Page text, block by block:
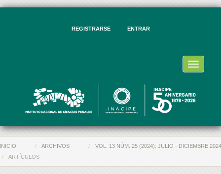
REGISTRARSE ENTRAR
Toggle
INICIO ARCHIVOS
VOL. 13 NÚM. 25 (2024): JULIO - DICIEMBRE 2024
ARTÍCULOS